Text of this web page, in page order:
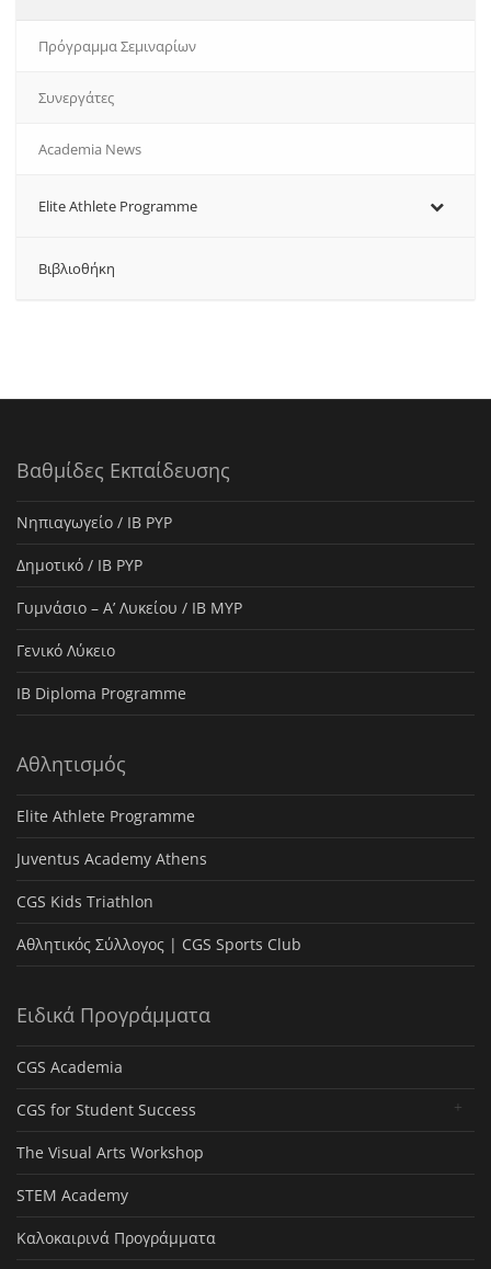
Πρόγραμμα Σεμιναρίων
Συνεργάτες
Academia News
Elite Athlete Programme
Βιβλιοθήκη
Βαθμίδες Εκπαίδευσης
Νηπιαγωγείο / IB PYP
Δημοτικό / IB PYP
Γυμνάσιο – Α’ Λυκείου / IB MYP
Γενικό Λύκειο
IB Diploma Programme
Αθλητισμός
Elite Athlete Programme
Juventus Academy Athens
CGS Kids Triathlon
Αθλητικός Σύλλογος | CGS Sports Club
Ειδικά Προγράμματα
CGS Academia
CGS for Student Success
The Visual Arts Workshop
STEM Academy
Καλοκαιρινά Προγράμματα